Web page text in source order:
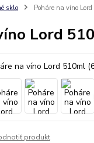
sklo Poháre na víno
Lord
produkt